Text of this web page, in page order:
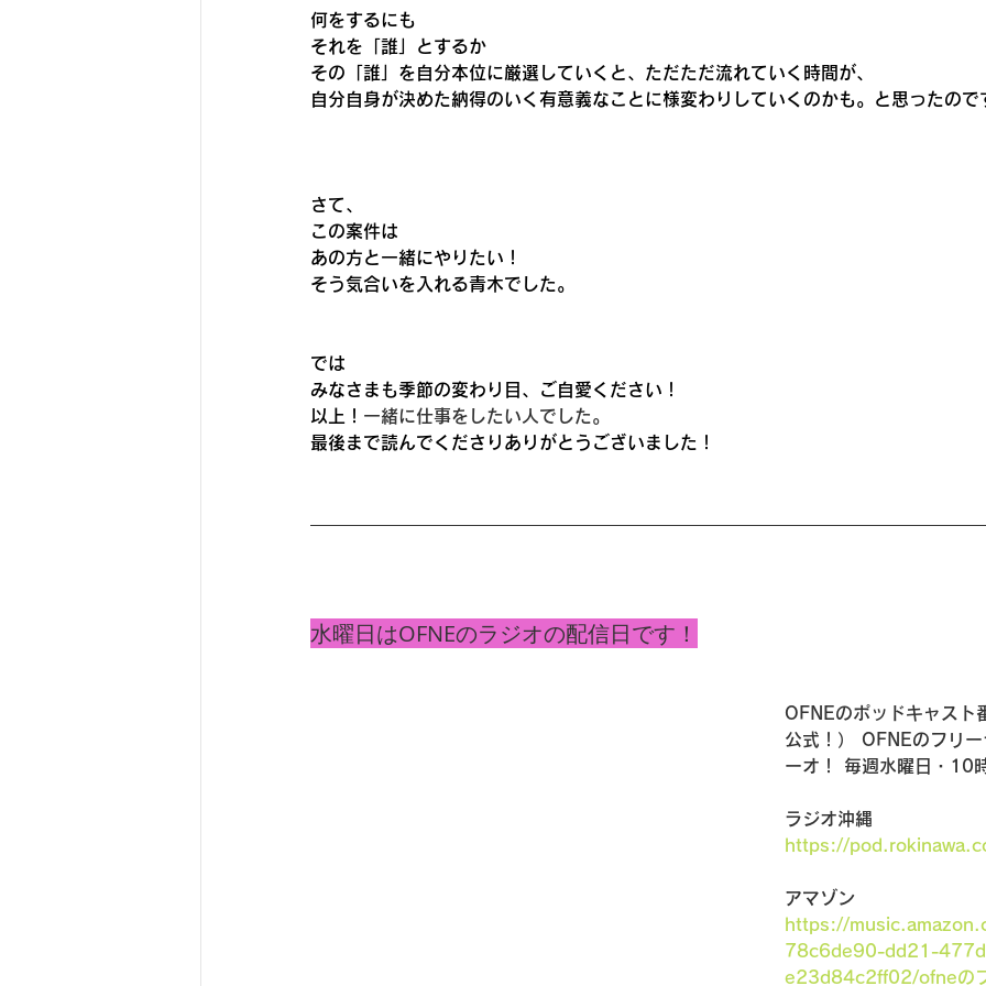
何をするにも
それを「誰」とするか
その「誰」を自分本位に厳選していくと、ただただ流れていく時間が、
自分自身が決めた納得のいく有意義なことに様変わりしていくのかも。と思ったので
さて、
この案件は
あの方と一緒にやりたい！
そう気合いを入れる青木でした。
では
みなさまも季節の変わり目、ご自愛ください！
以上！ 一緒に仕事をしたい人でした。
最後まで読んでくださりありがとうございました！
水曜日はOFNEのラジオの配信日です！
OFNEのポッドキャスト
公式！） OFNEのフリ
ーオ！ 毎週水曜日・10
ラジオ沖縄
https://
アマゾン
https://
78c6de90-dd21-
e23d84c2ff02/ofneの